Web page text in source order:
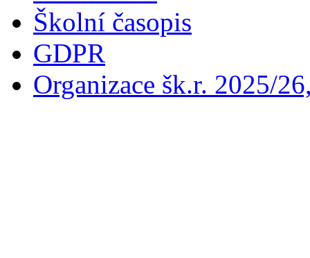
Školní časopis
GDPR
Organizace šk.r. 2025/